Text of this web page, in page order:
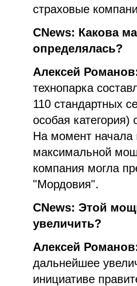
страховые
CNews: Какова
определялась?
Алексей
технопарка
110 стандартных
особая категория)
На момент
максимальной
компания могла
"Мордовия".
CNews: Этой
увеличить?
Алексей
дальнейшее
инициативе